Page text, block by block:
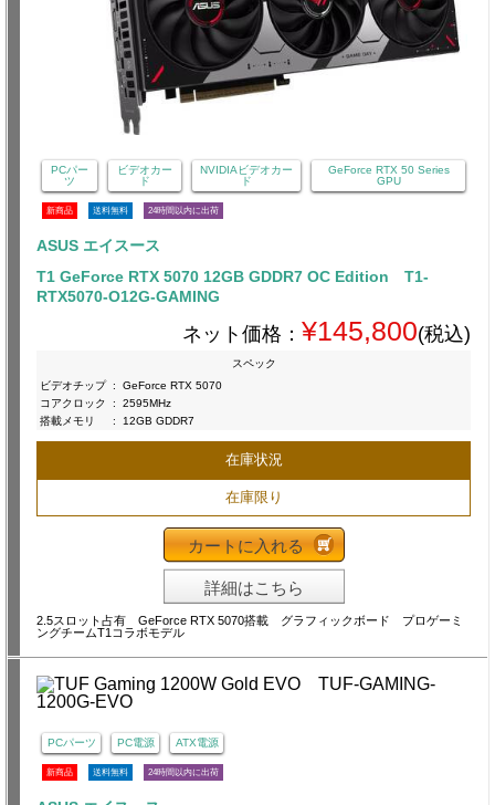
PCパー
ツ
ビデオカー
ド
NVIDIAビデオカー
ド
GeForce RTX 50 Series
GPU
新商品 送料無料 24時間以内に出荷
ASUS エイスース
T1 GeForce RTX 5070 12GB GDDR7 OC Edition T1-
RTX5070-O12G-GAMING
ネット価格： ¥145,800(税込)
スペック
ビデオチップ :
GeForce RTX 5070
コアクロック
:
2595MHz
搭載メモリ
: 12GB GDDR7
在庫状況
在庫限り
カートに入れる
詳細はこちら
2.5スロット占有 GeForce RTX 5070搭載 グラフィックボード プロゲーミ
ングチームT1コラボモデル
PCパーツ PC電源 ATX電源
新商品 送料無料 24時間以内に出荷